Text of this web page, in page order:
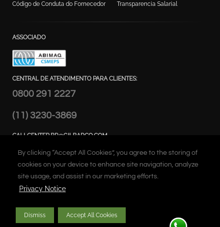
By clicking “Accept All Cookies”, you agree to the storing of
cookies on your device to enhance site navigation, analyze
site usage, and assist in our marketing efforts.
Privacy Notice
Dismiss Accept All Cookies
Código de Conduta do Fornecedor
Transparencia Salarial
ASSOCIADO
CENTRAL DE ATENDIMENTO PARA CLIENTES:
0800 291 2227
(11) 3230-3869
CALLCENTER.BR@GILBARCO.COM
ENDEREÇO:
Alameda Caiapós, 173 - Tamboré,
Barueri – SP Brasil
Copyright © 2026 Gilbarco Inc. All rights reserved. Unauthorized duplication